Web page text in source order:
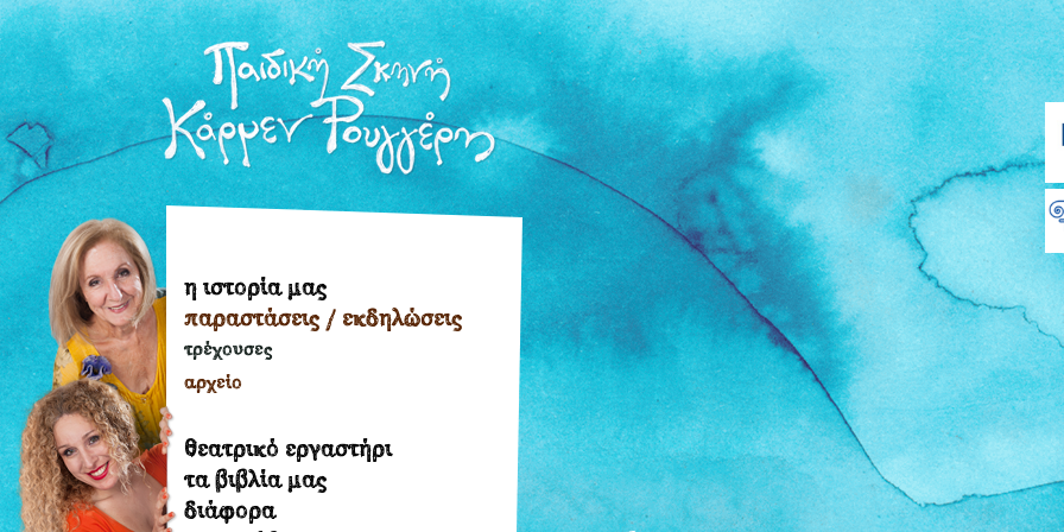
η ιστορία μας
παραστάσεις / εκδηλώσεις
τρέχουσες
αρχείο
θεατρικό εργαστήρι
τα βιβλία μας
διάφορα
η
ιστορία
μας
παραστάσεις
/
εκδηλώσεις
τρέχουσες
αρχείο